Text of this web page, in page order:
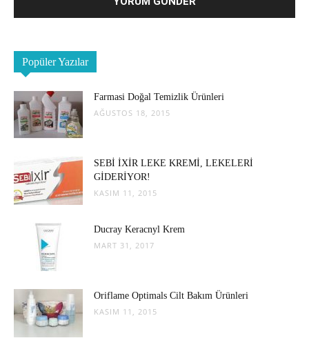
Popüler Yazılar
Farmasi Doğal Temizlik Ürünleri
AĞUSTOS 18, 2015
SEBİ İXİR LEKE KREMİ, LEKELERİ
GİDERİYOR!
KASIM 11, 2015
Ducray Keracnyl Krem
MART 31, 2017
Oriflame Optimals Cilt Bakım Ürünleri
KASIM 11, 2015